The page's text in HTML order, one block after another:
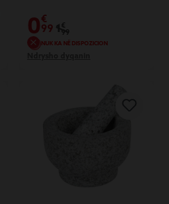
0€
99
NUK KA NË DISPOZICION